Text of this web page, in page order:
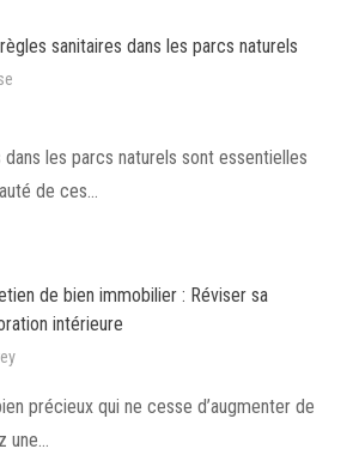
sanitaires dans les parcs naturels
dans les parcs naturels sont essentielles
de ces…
de bien immobilier : Réviser sa
intérieure
précieux qui ne cesse d’augmenter de
une…